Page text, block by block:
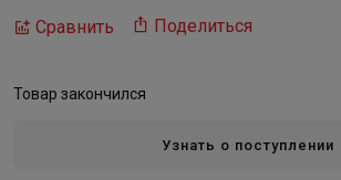
Сравнить Поделиться
Товар закончился
Узнать о поступлении